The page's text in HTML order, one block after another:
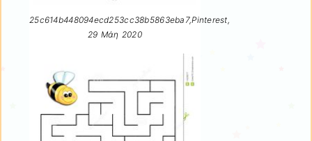
25c614b448094ecd253cc38b5863eba7,Pinterest,
29 Μάη 2020